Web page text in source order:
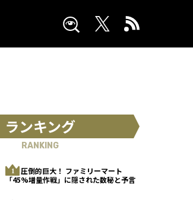
ランキング
RANKING
圧倒的巨大！ ファミリーマート
「45%増量作戦」に隠された数秘と予言